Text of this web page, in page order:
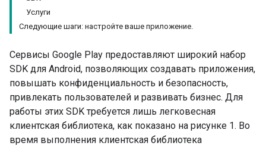
Услуги
Следующие шаги: настройте ваше приложение.
Сервисы Google Play предоставляют широкий набор
SDK для Android, позволяющих создавать приложения,
повышать конфиденциальность и безопасность,
привлекать пользователей и развивать бизнес. Для
работы этих SDK требуется лишь легковесная
клиентская библиотека, как показано на рисунке 1. Во
время выполнения клиентская библиотека